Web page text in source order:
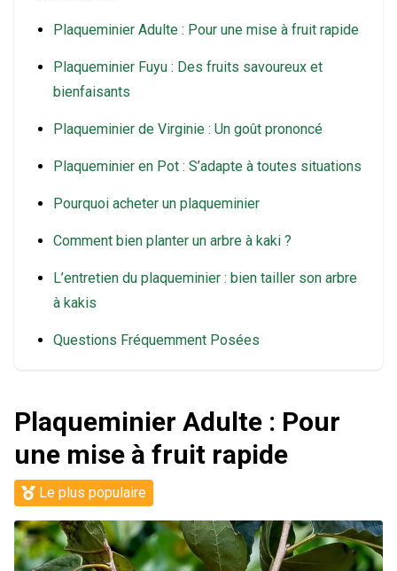
Plaqueminier Adulte : Pour une mise à fruit rapide
Plaqueminier Fuyu : Des fruits savoureux et
bienfaisants
Plaqueminier de Virginie : Un goût prononcé
Plaqueminier en Pot : S’adapte à toutes situations
Pourquoi acheter un plaqueminier
Comment bien planter un arbre à kaki ?
L’entretien du plaqueminier : bien tailler son arbre
à kakis
Questions Fréquemment Posées
Plaqueminier Adulte : Pour
une mise à fruit rapide
Le plus populaire